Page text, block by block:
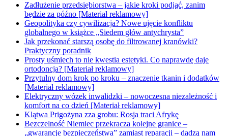
Zadłużenie przedsiębiorstwa – jakie kroki podjąć, zanim
będzie za późno [Materiał reklamowy]
Geopolityka czy cywilizacja? Nowe ujęcie konfliktu
globalnego w książce „Siedem głów antychrysta”
Jak przekonać starszą osobę do filtrowanej kranówki?
Praktyczny poradnik
Prosty uśmiech to nie kwestia estetyki. Co naprawdę daje
ortodoncja? [Materiał reklamowy]
Przytulny dom krok po kroku – znaczenie tkanin i dodatków
[Materiał reklamowy]
Elektryczny wózek inwalidzki – nowoczesna niezależność i
komfort na co dzień [Materiał reklamowy]
Klątwa Prigożyna zza grobu: Rosja traci Afrykę
Bezczelność Niemiec przekracza kolejne granice –
„gwarancje bezpieczeństwa” zamiast reparacji – dadzą nam